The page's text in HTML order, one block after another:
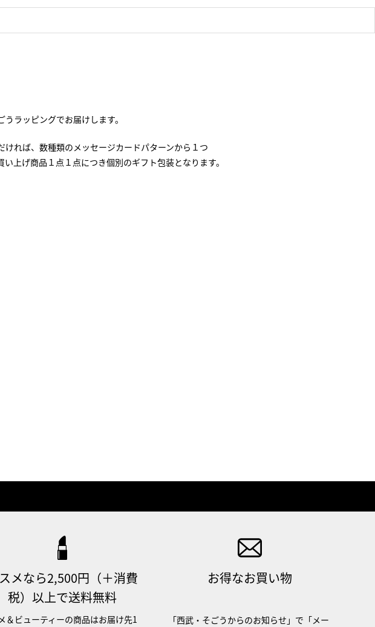
ラッピングでお届けします。
ければ、数種類のメッセージカードパターンから１つ
上げ商品１点１点につき個別のギフト包装となります。
メなら2,500円（＋消費
税）以上で送料無料
＆ビューティーの商品はお届け先1
お得なお買い物
「西武・そごうからのお知らせ」で「メー